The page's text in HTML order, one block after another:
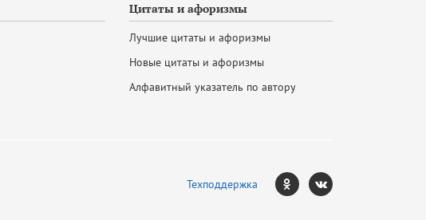
Цитаты и афоризмы
Лучшие цитаты и афоризмы
Новые цитаты и афоризмы
Алфавитный указатель по автору
Техподдержка